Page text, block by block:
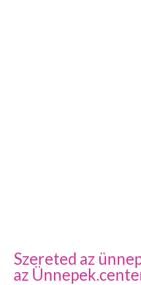
Szereted az
az